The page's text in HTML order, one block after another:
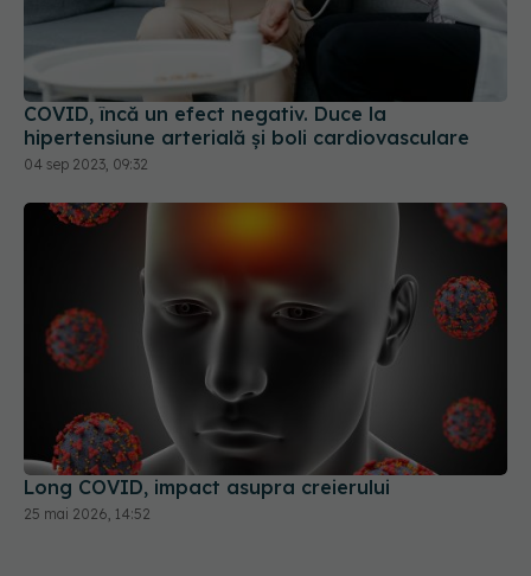
COVID, încă un efect negativ. Duce la
hipertensiune arterială și boli cardiovasculare
04 sep 2023, 09:32
Long COVID, impact asupra creierului
25 mai 2026, 14:52